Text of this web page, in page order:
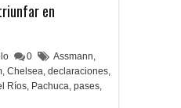
en
0 Assmann,
, Chelsea, declaraciones,
Ríos, Pachuca, pases,